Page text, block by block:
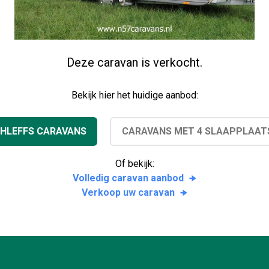
Deze caravan is verkocht.
Bekijk hier het huidige aanbod:
CARAVANS CARAVANS MET 4
Of bekijk:
Volledig caravan aanbod
Verkoop uw caravan